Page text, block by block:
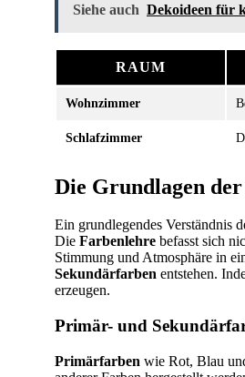
Siehe auch Dekoideen für
RAUM
Wohnzimmer
Schlafzimmer
Die Grundlagen
Ein grundlegendes Verständnis
Die Farbenlehre befasst sich
Stimmung und Atmosphäre in
Sekundärfarben entstehen.
erzeugen.
Primär- und
Primärfarben wie Rot, Blau